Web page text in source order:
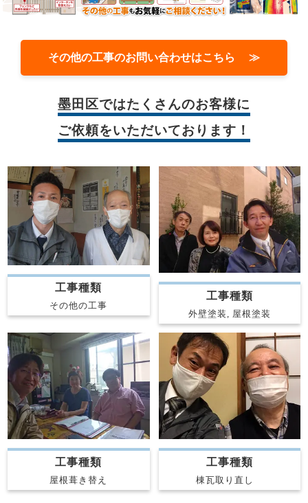
その他の工事のお問い合わせはこちら ≫
墨田区ではたくさんのお客様に
ご依頼をいただいております！
工事種類
その他の工事
工事種類
外壁塗装, 屋根塗装
工事種類
屋根葺き替え
工事種類
棟瓦取り直し